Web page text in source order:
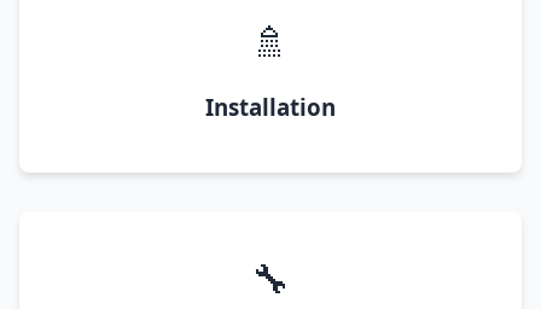
🚿
Installation
🔧